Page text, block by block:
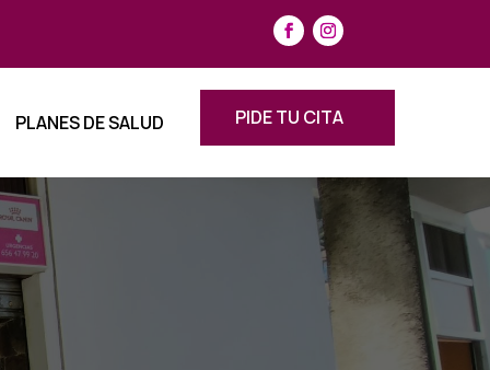
PLANES DE SALUD PIDE TU CITA